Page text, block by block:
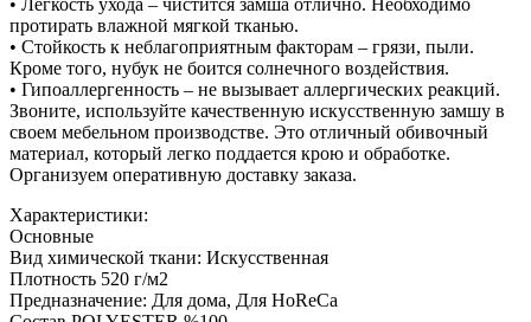
• Легкость ухода – чистится замша отлично. Необходимо
протирать влажной мягкой тканью.
• Стойкость к неблагоприятным факторам – грязи, пыли.
Кроме того, нубук не боится солнечного воздействия.
• Гипоаллергенность – не вызывает аллергических реакций.
Звоните, используйте качественную искусственную замшу в
своем мебельном производстве. Это отличный обивочный
материал, который легко поддается крою и обработке.
Организуем оперативную доставку заказа.
Характеристики:
Основные
Вид химической ткани: Искусственная
Плотность 520 г/м2
Предназначение: Для дома, Для HoReCa